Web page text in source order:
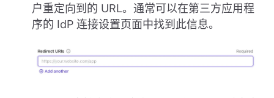
户重定向到的 URL。通常可以在第三方应用程
序的 IdP 连接设置页面中找到此信息。